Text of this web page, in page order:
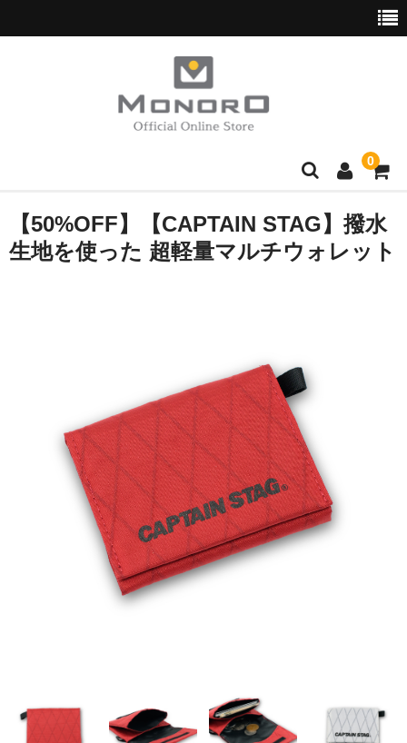
0
ブランド別
Hush Puppies
CAPTAIN STAG
UNITED COLORS OF BENETTON
Coloregalo
Rubacuori
SHAUTLANT
ボディ
【50%OFF】【CAPTAIN STAG】撥水
生地を使った 超軽量マルチウォレット